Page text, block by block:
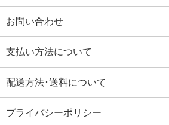
お問い合わせ
支払い方法について
配送方法･送料について
プライバシーポリシー